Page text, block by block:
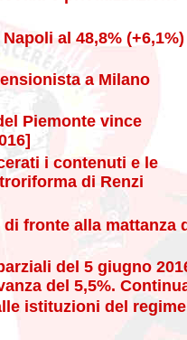
al 48,8% (+6,1%)
a Milano
Piemonte vince
i contenuti e le
di Renzi
fronte alla mattanza
del 5 giugno
del 5,5%.
istituzioni del regime